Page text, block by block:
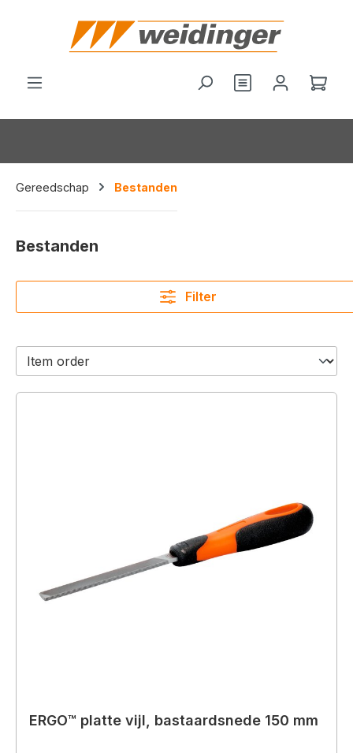
Je hebt 0 items
Gereedschap Bestanden
Bestanden
Filter
ERGO™ platte vijl, bastaardsnede 150 mm